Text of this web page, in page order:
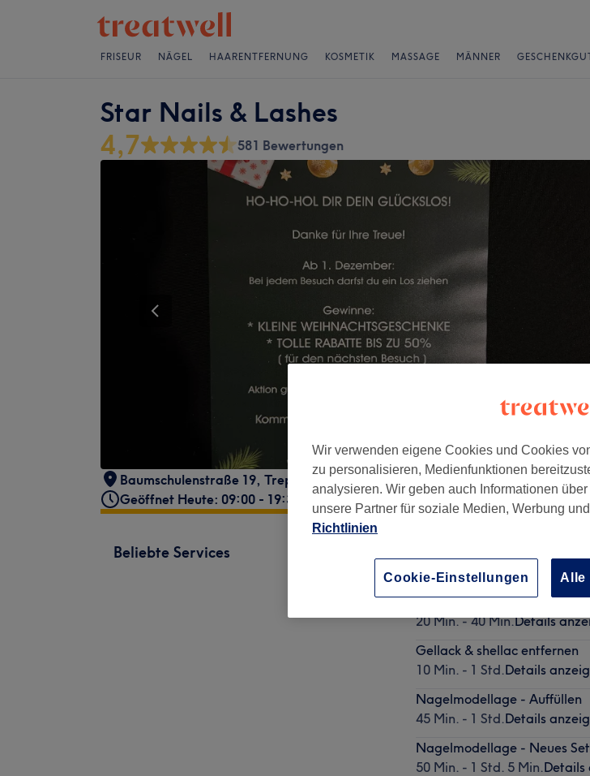
FRISEUR NÄGEL HAARENTFERNUNG KOSMETIK MASSAGE MÄNNER
Star Nails & Lashes
4,7 581 Bewertungen
Baumschulenstraße 19, Treptow-Köpenick, Berlin, 12437
Geöffnet Heute: 09:00 - 19:30
Beliebte Services
30 Min. - 1 Std.Details
Basis Maniküre
20 Min. - 40 Min.Details
Gellack & shellac entfernen
10 Min. - 1 Std.Details
Nagelmodellage - Auffüllen
45 Min. - 1 Std.Details
Nagelmodellage - Neues Set
50 Min. - 1 Std. 5 Min.Details
Wir verwenden eigene Cookies und Cookies
zu personalisieren, Medienfunktionen
analysieren. Wir geben auch Informationen
unsere Partner für soziale Medien, Werbung
Richtlinien
Cookie-Einstellungen Alle